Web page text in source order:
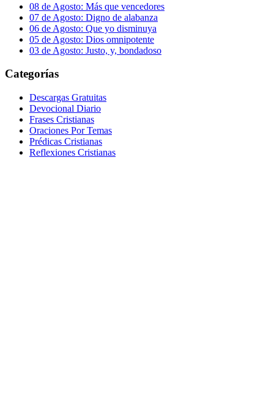
08 de Agosto: Más que vencedores
07 de Agosto: Digno de alabanza
06 de Agosto: Que yo disminuya
05 de Agosto: Dios omnipotente
03 de Agosto: Justo, y, bondadoso
Categorías
Descargas Gratuitas
Devocional Diario
Frases Cristianas
Oraciones Por Temas
Prédicas Cristianas
Reflexiones Cristianas